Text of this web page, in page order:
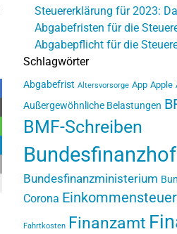
Steuererklärung für 2023:
Abgabefristen für die
Abgabepflicht für die
Schlagwörter
Abgabefrist Altersvorsorge App Apple
Außergewöhnliche Belastungen
BMF-Schreiben
Bundesfinanzhof
Bundesfinanzministerium
Corona Einkommensteuer
Fahrtkosten Finanzamt